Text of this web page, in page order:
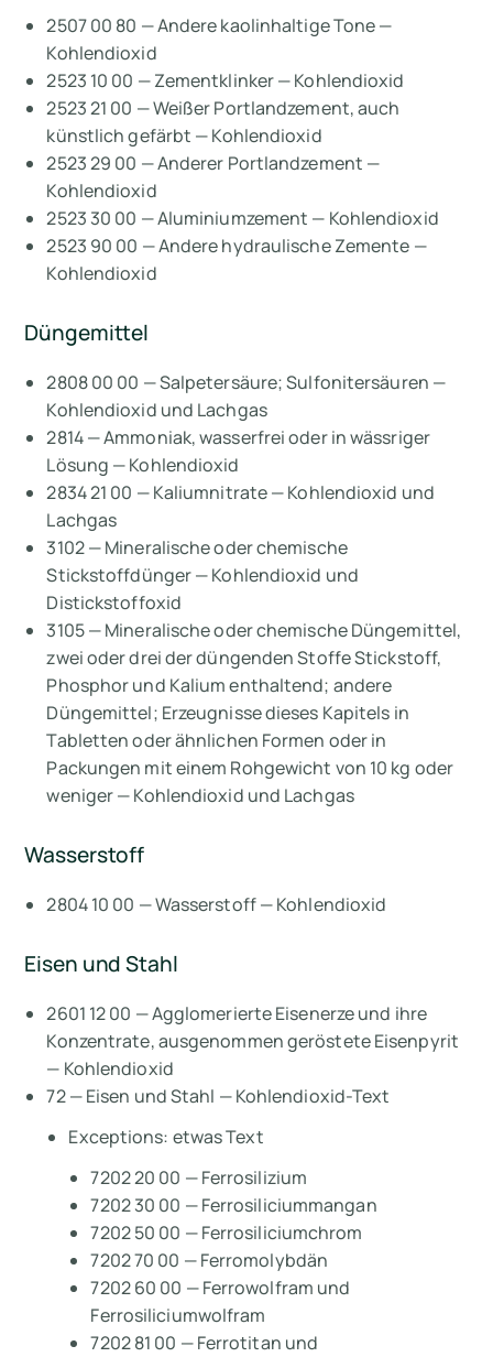
2507 00 80 — Andere kaolinhaltige Tone —
Kohlendioxid
2523 10 00 — Zementklinker — Kohlendioxid
2523 21 00 — Weißer Portlandzement, auch
künstlich gefärbt — Kohlendioxid
2523 29 00 — Anderer Portlandzement —
Kohlendioxid
2523 30 00 — Aluminiumzement — Kohlendioxid
2523 90 00 — Andere hydraulische Zemente —
Kohlendioxid
Düngemittel
2808 00 00 — Salpetersäure; Sulfonitersäuren —
Kohlendioxid und Lachgas
2814 — Ammoniak, wasserfrei oder in wässriger
Lösung — Kohlendioxid
2834 21 00 — Kaliumnitrate — Kohlendioxid und
Lachgas
3102 — Mineralische oder chemische
Stickstoffdünger — Kohlendioxid und
Distickstoffoxid
3105 — Mineralische oder chemische Düngemittel,
zwei oder drei der düngenden Stoffe Stickstoff,
Phosphor und Kalium enthaltend; andere
Düngemittel; Erzeugnisse dieses Kapitels in
Tabletten oder ähnlichen Formen oder in
Packungen mit einem Rohgewicht von 10 kg oder
weniger — Kohlendioxid und Lachgas
Wasserstoff
2804 10 00 — Wasserstoff — Kohlendioxid
Eisen und Stahl
2601 12 00 — Agglomerierte Eisenerze und ihre
Konzentrate, ausgenommen geröstete Eisenpyrit
— Kohlendioxid
72 — Eisen und Stahl — Kohlendioxid-Text
Exceptions: etwas Text
7202 20 00 — Ferrosilizium
7202 30 00 — Ferrosiliciummangan
7202 50 00 — Ferrosiliciumchrom
7202 70 00 — Ferromolybdän
7202 60 00 — Ferrowolfram und
Ferrosiliciumwolfram
7202 81 00 — Ferrotitan und